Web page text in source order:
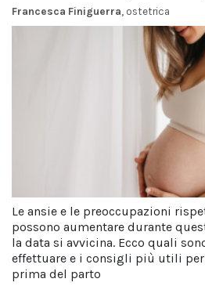
Francesca Finiguerra , ostetrica
Le ansie e le preoccupazioni
possono aumentare durante
la data si avvicina. Ecco quali
effettuare e i consigli più utili
prima del parto